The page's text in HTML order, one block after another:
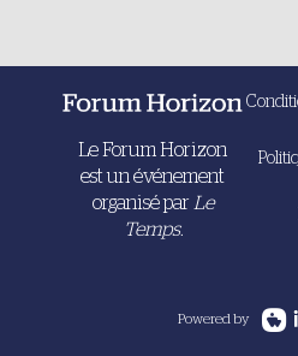
Le Forum Horizon
est un événement
organisé par Le
Temps.
Powered by